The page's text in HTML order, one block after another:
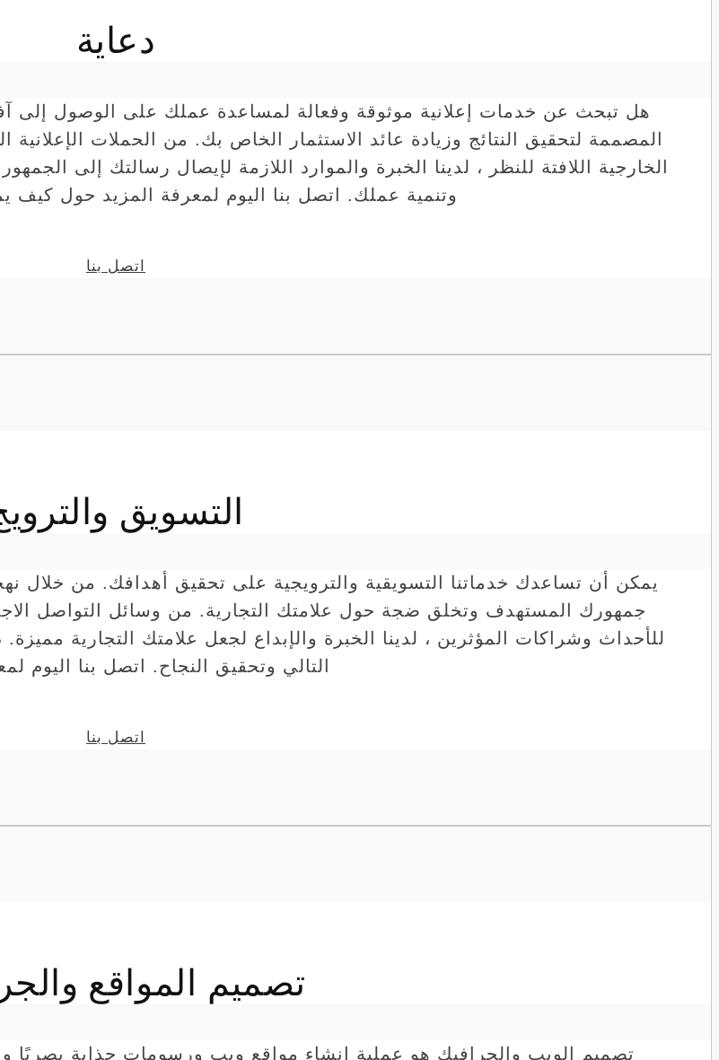
دعاية
هل تبحث عن خدمات إعلانية موثوقة وفعالة لمساعدة عملك على الوصول إلى
المصممة لتحقيق النتائج وزيادة عائد الاستثمار الخاص بك. من الحملات الإعلانية
الخارجية اللافتة للنظر ، لدينا الخبرة والموارد اللازمة لإيصال رسالتك إلى
وتنمية عملك. اتصل بنا اليوم لمعرفة المزيد حول كيف
اتصل بنا
التسويق
يمكن أن تساعدك خدماتنا التسويقية والترويجية على تحقيق أهدافك. من خلال
جمهورك المستهدف وتخلق ضجة حول علامتك التجارية. من وسائل التواصل
للأحداث وشراكات المؤثرين ، لدينا الخبرة والإبداع لجعل علامتك التجارية
التالي وتحقيق النجاح. اتصل بنا اليوم
اتصل بنا
تصميم المواقع
تصميم الويب والجرافيك هو عملية إنشاء مواقع ويب ورسومات جذابة بصريًا